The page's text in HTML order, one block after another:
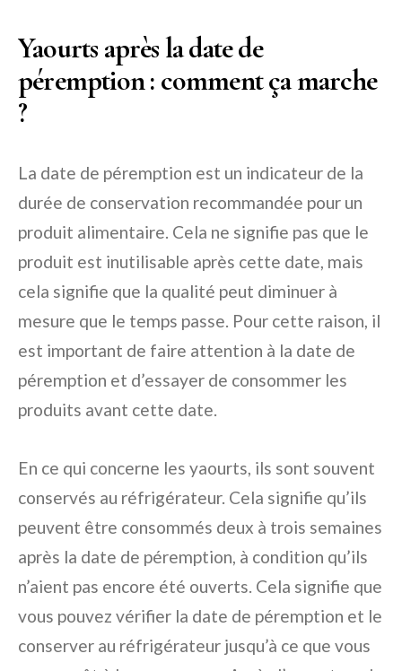
Yaourts après la date de
péremption : comment ça marche
?
La date de péremption est un indicateur de la
durée de conservation recommandée pour un
produit alimentaire. Cela ne signifie pas que le
produit est inutilisable après cette date, mais
cela signifie que la qualité peut diminuer à
mesure que le temps passe. Pour cette raison, il
est important de faire attention à la date de
péremption et d’essayer de consommer les
produits avant cette date.
En ce qui concerne les yaourts, ils sont souvent
conservés au réfrigérateur. Cela signifie qu’ils
peuvent être consommés deux à trois semaines
après la date de péremption, à condition qu’ils
n’aient pas encore été ouverts. Cela signifie que
vous pouvez vérifier la date de péremption et le
conserver au réfrigérateur jusqu’à ce que vous